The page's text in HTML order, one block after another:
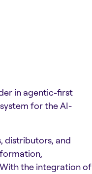
in agentic-first
for the AI-
distributors, and
the integration of